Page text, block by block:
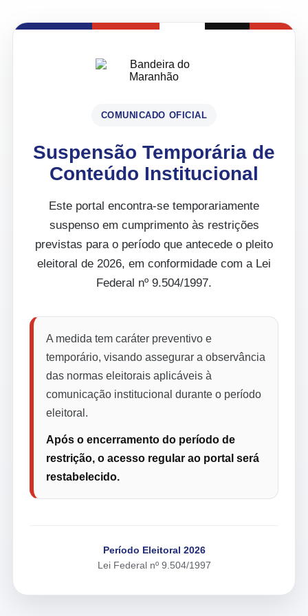
COMUNICADO OFICIAL
Suspensão Temporária de
Conteúdo Institucional
Este portal encontra-se temporariamente
suspenso em cumprimento às restrições
previstas para o período que antecede o pleito
eleitoral de 2026, em conformidade com a Lei
Federal nº 9.504/1997.
A medida tem caráter preventivo e
temporário, visando assegurar a observância
das normas eleitorais aplicáveis à
comunicação institucional durante o período
eleitoral.
Após o encerramento do período de
restrição, o acesso regular ao portal será
restabelecido.
Período Eleitoral 2026
Lei Federal nº 9.504/1997